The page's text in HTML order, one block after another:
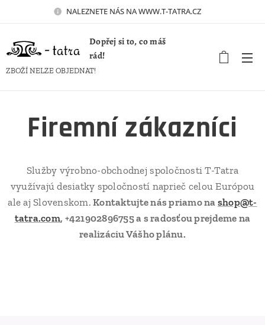
NALEZNETE NÁS NA WWW.T-TATRA.CZ 🚀
Dopřej si to, co máš
rád!
ZBOŽÍ NELZE OBJEDNAT!
Firemní zákazníci
Služby výrobno-obchodnej spoločnosti T-Tatra
využívajú desiatky spoločností naprieč celou Európou
ale aj Slovenskom. Kontaktujte nás priamo na shop@t-
tatra.com, +421902896755 a s radosťou prejdeme na
realizáciu Vášho plánu.